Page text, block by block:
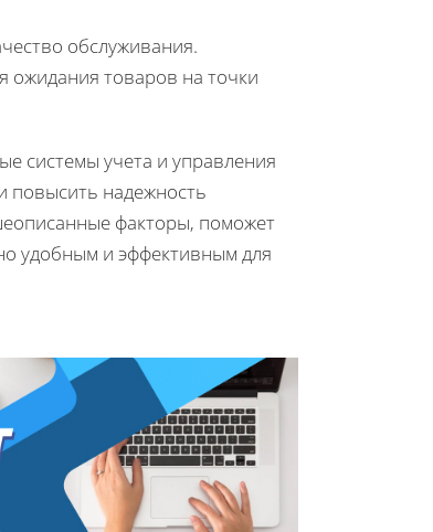
обслуживания.
ожидания товаров на точки
системы учета и управления
повысить надежность
факторы, поможет
удобным и эффективным для